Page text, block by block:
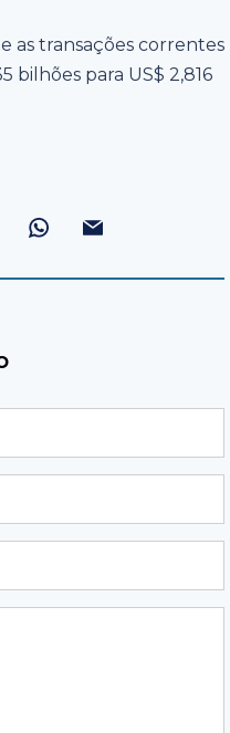
as transações correntes
bilhões para US$ 2,816